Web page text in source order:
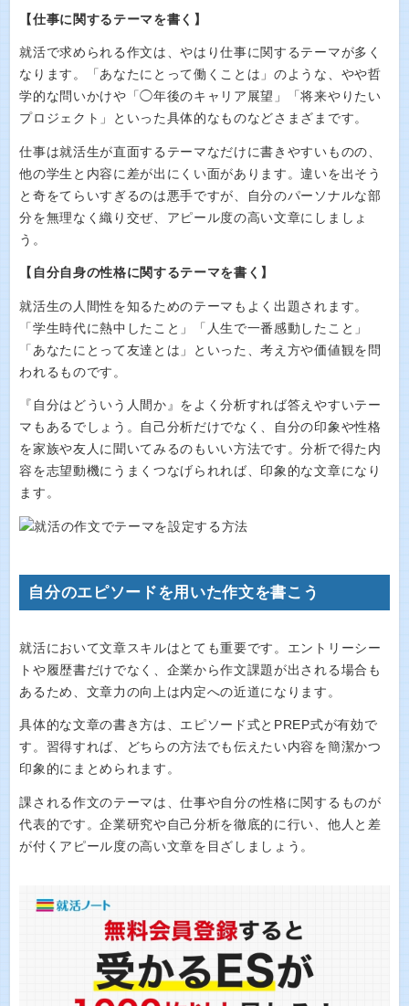
【仕事に関するテーマを書く】
就活で求められる作文は、やはり仕事に関するテーマが多く
なります。「あなたにとって働くことは」のような、やや哲
学的な問いかけや「◯年後のキャリア展望」「将来やりたい
プロジェクト」といった具体的なものなどさまざまです。
仕事は就活生が直面するテーマなだけに書きやすいものの、
他の学生と内容に差が出にくい面があります。違いを出そう
と奇をてらいすぎるのは悪手ですが、自分のパーソナルな部
分を無理なく織り交ぜ、アピール度の高い文章にしましょ
う。
【自分自身の性格に関するテーマを書く】
就活生の人間性を知るためのテーマもよく出題されます。
「学生時代に熱中したこと」「人生で一番感動したこと」
「あなたにとって友達とは」といった、考え方や価値観を問
われるものです。
『自分はどういう人間か』をよく分析すれば答えやすいテー
マもあるでしょう。自己分析だけでなく、自分の印象や性格
を家族や友人に聞いてみるのもいい方法です。分析で得た内
容を志望動機にうまくつなげられれば、印象的な文章になり
ます。
自分のエピソードを用いた作文を書こう
就活において文章スキルはとても重要です。エントリーシー
トや履歴書だけでなく、企業から作文課題が出される場合も
あるため、文章力の向上は内定への近道になります。
具体的な文章の書き方は、エピソード式とPREP式が有効で
す。習得すれば、どちらの方法でも伝えたい内容を簡潔かつ
印象的にまとめられます。
課される作文のテーマは、仕事や自分の性格に関するものが
代表的です。企業研究や自己分析を徹底的に行い、他人と差
が付くアピール度の高い文章を目ざしましょう。